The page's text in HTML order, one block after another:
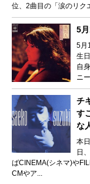
位、2曲目の「涙のリク
5
5月
生
自
ニ
チ
す
な
本
日
ばCINEMA(シネマ)や
CMやア...